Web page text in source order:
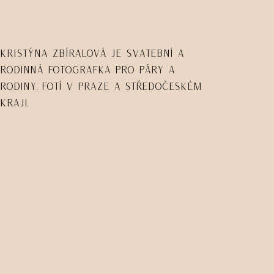
Kristýna Zbíralová je svatební a
rodinná fotografka pro páry a
rodiny. Fotí v Praze a Středočeském
kraji.